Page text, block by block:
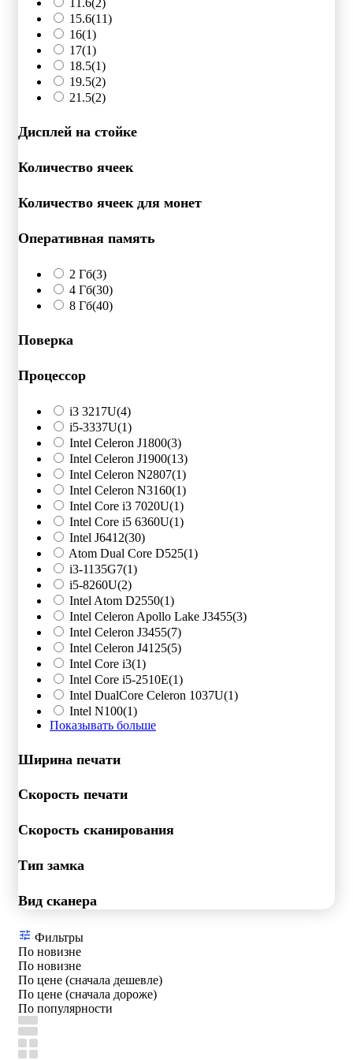
11.6(2)
15.6(11)
16(1)
17(1)
18.5(1)
19.5(2)
21.5(2)
Дисплей на стойке
Количество ячеек
Количество ячеек для монет
Оперативная память
2 Гб(3)
4 Гб(30)
8 Гб(40)
Поверка
Процессор
i3 3217U(4)
i5-3337U(1)
Intel Celeron J1800(3)
Intel Celeron J1900(13)
Intel Celeron N2807(1)
Intel Celeron N3160(1)
Intel Core i3 7020U(1)
Intel Core i5 6360U(1)
Intel J6412(30)
Atom Dual Core D525(1)
i3-1135G7(1)
i5-8260U(2)
Intel Atom D2550(1)
Intel Celeron Apollo Lake J3455(3)
Intel Celeron J3455(7)
Intel Celeron J4125(5)
Intel Core i3(1)
Intel Core i5-2510E(1)
Intel DualCore Celeron 1037U(1)
Intel N100(1)
Показывать больше
Ширина печати
Скорость печати
Скорость сканирования
Тип замка
Вид сканера
Фильтры
По новизне
По новизне
По цене (сначала дешевле)
По цене (сначала дороже)
По популярности